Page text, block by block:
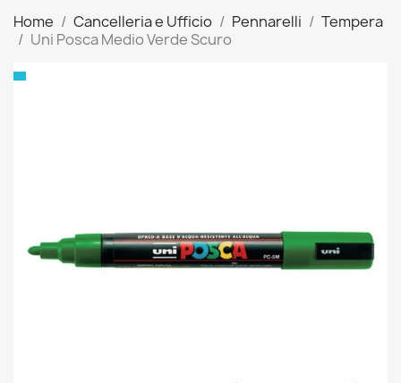
Home Cancelleria e Ufficio Pennarelli
Tempera
Uni Posca Medio Verde Scuro